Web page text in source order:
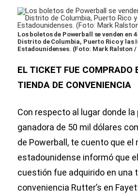
Los boletos de Powerball se venden en
Distrito de Columbia, Puerto Rico y las
Estadounidenses. (Foto: Mark Ralston /
EL TICKET FUE COMPRADO
TIENDA DE CONVENIENCIA
Con respecto al lugar donde la
ganadora de 50 mil dólares
de Powerball, te cuento que el
estadounidense informó que
cuestión fue adquirido en una
conveniencia Rutter’s en